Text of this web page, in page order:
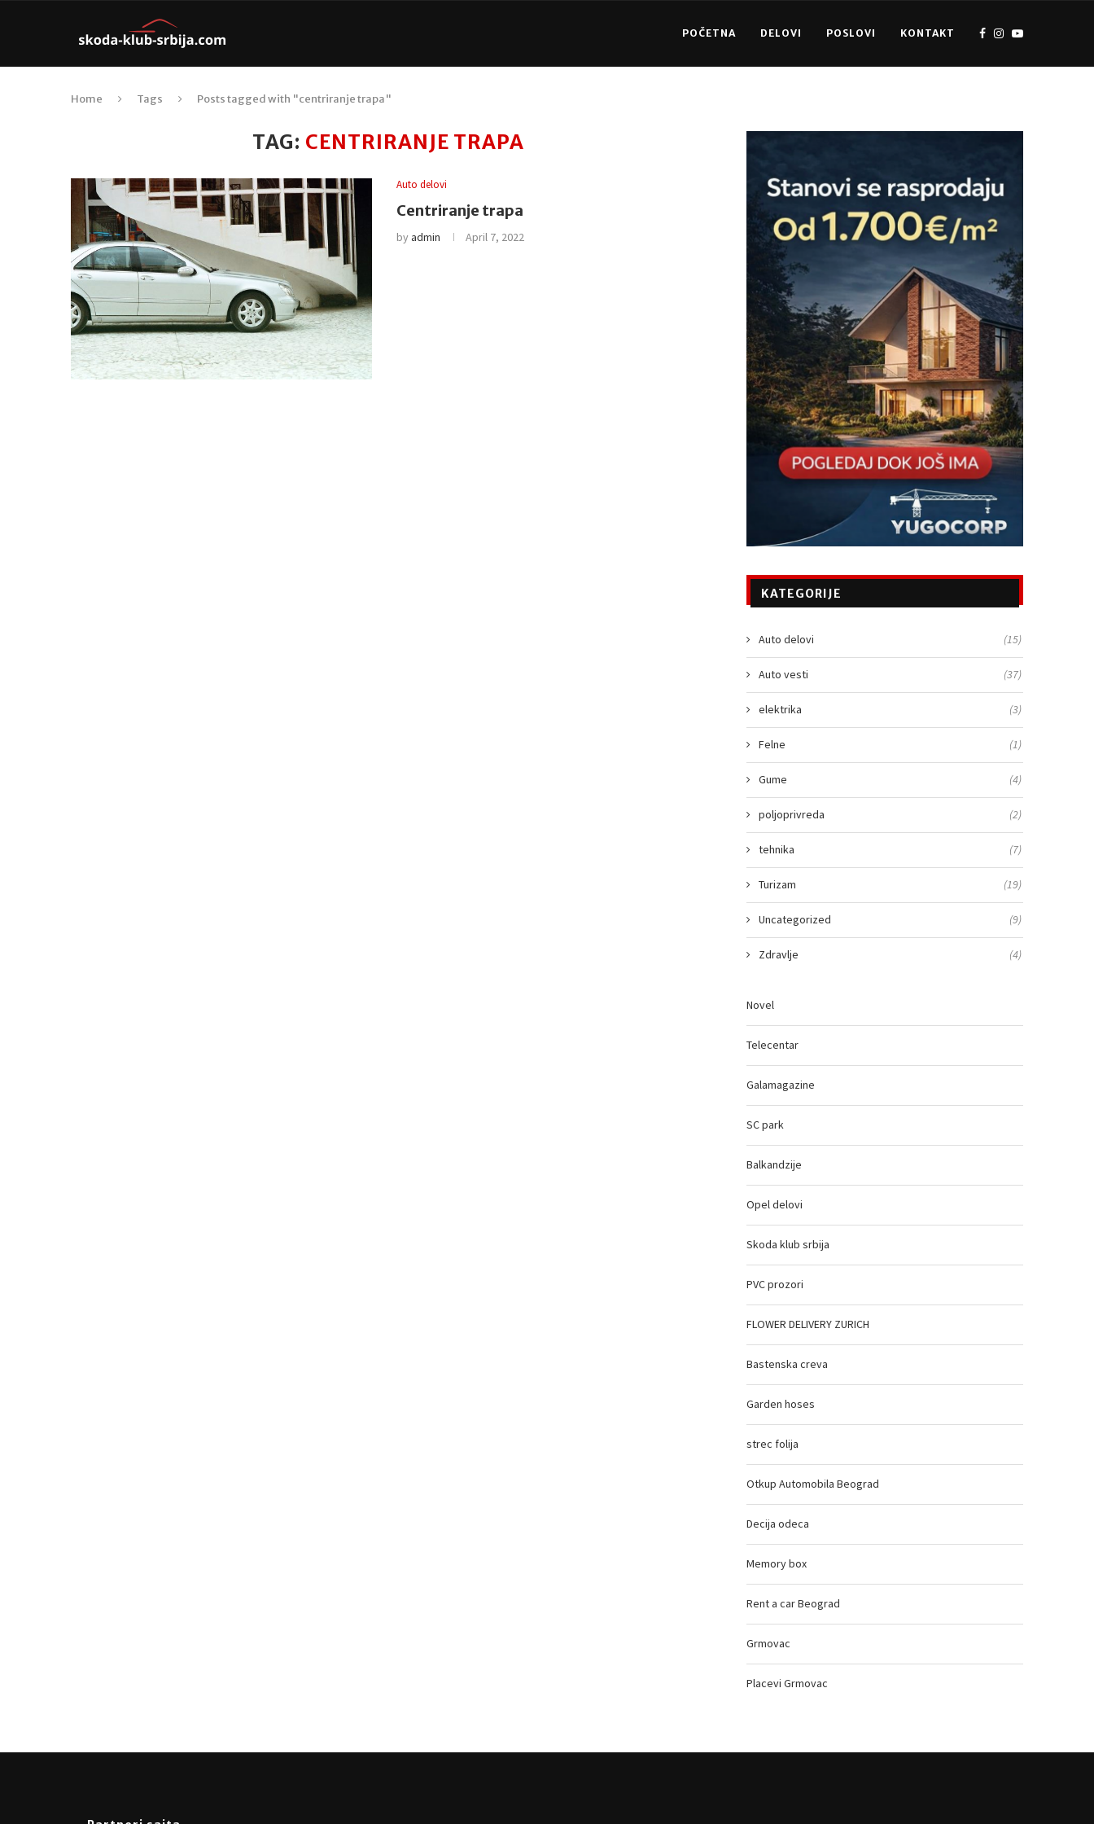
POČETNA DELOVI POSLOVI KONTAKT
Home Tags Posts tagged with "centriranje trapa"
TAG: CENTRIRANJE TRAPA
Auto delovi
Centriranje trapa
byadmin April 7, 2022
KATEGORIJE
Auto delovi (15)
Auto vesti (37)
elektrika (3)
Felne (1)
Gume (4)
poljoprivreda (2)
tehnika (7)
Turizam (19)
Uncategorized (9)
Zdravlje (4)
Novel
Telecentar
Galamagazine
SC park
Balkandzije
Opel delovi
Skoda klub srbija
PVC prozori
FLOWER DELIVERY ZURICH
Bastenska creva
Garden hoses
strec folija
Otkup Automobila Beograd
Decija odeca
Memory box
Rent a car Beograd
Grmovac
Placevi Grmovac